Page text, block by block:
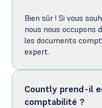
Bien sûr ! Si vous
nous nous occupons
les documents
expert.
Countly prend-il
comptabilité ?